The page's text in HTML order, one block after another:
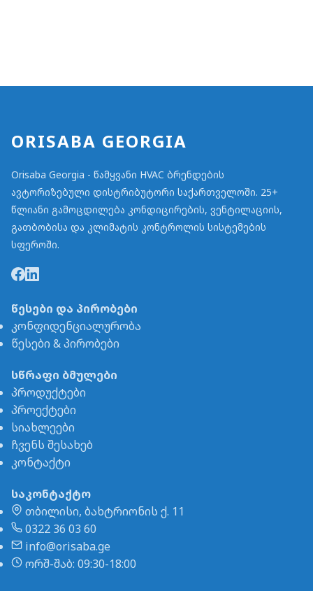
ORISABA GEORGIA
Orisaba Georgia - წამყვანი HVAC ბრენდების
ავტორიზებული დისტრიბუტორი საქართველოში. 25+
წლიანი გამოცდილება კონდიცირების, ვენტილაციის,
გათბობისა და კლიმატის კონტროლის სისტემების
სფეროში.
წესები და პირობები
კონფიდენციალურობა
წესები & პირობები
სწრაფი ბმულები
პროდუქტები
პროექტები
სიახლეები
ჩვენს შესახებ
კონტაქტი
საკონტაქტო
თბილისი, ბახტრიონის ქ. 11
0322 36 03 60
info@orisaba.ge
ორშ-შაბ: 09:30-18:00